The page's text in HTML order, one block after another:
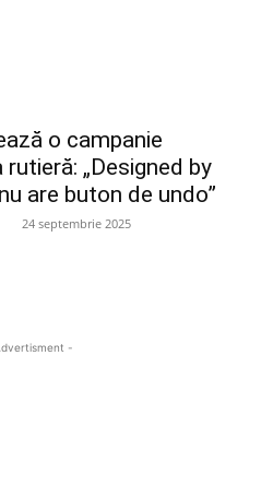
o campanie
„Designed by
are buton de undo”
24 septembrie 2025
-